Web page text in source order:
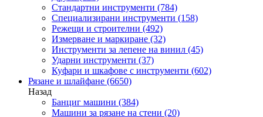
Стандартни инструменти (784)
Специализирани инструменти (158)
Режещи и строителни (492)
Измерване и маркиране (32)
Инструменти за лепене на винил (45)
Ударни инструменти (37)
Куфари и шкафове с инструменти (602)
Рязане и шлайфане (6650)
Назад
Банциг машини (384)
Машини за рязане на стени (20)